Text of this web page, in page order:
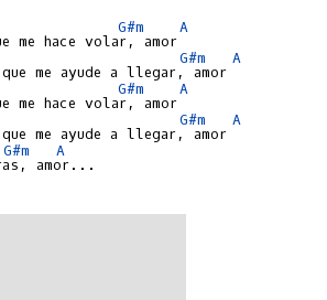
G#m
A
me hace volar, amor
G#m
A
me ayude a llegar, amor
G#m
A
me hace volar, amor
G#m
A
me ayude a llegar, amor
G#m
A
amor...